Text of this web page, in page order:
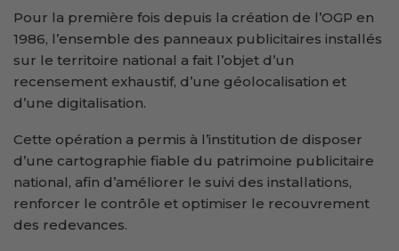
Pour la première fois depuis la création de l’OGP en
1986, l’ensemble des panneaux publicitaires installés
sur le territoire national a fait l’objet d’un
recensement exhaustif, d’une géolocalisation et
d’une digitalisation.
Cette opération a permis à l’institution de disposer
d’une cartographie fiable du patrimoine publicitaire
national, afin d’améliorer le suivi des installations,
renforcer le contrôle et optimiser le recouvrement
des redevances.